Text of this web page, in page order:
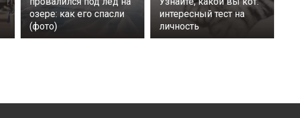
озере: как его спасли
(фото)
интересный тест на
личность